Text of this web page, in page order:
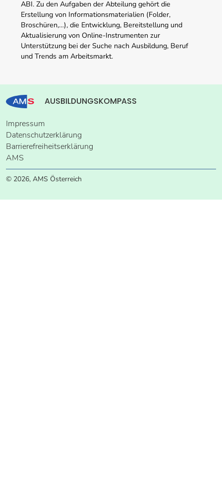
ABI. Zu den Aufgaben der Abteilung gehört die
Erstellung von Informationsmaterialien (Folder,
Broschüren,…), die Entwicklung, Bereitstellung und
Aktualisierung von Online-Instrumenten zur
Unterstützung bei der Suche nach Ausbildung, Beruf
und Trends am Arbeitsmarkt.
AUSBILDUNGSKOMPASS
Impressum
Datenschutzerklärung
Barrierefreiheitserklärung
AMS
© 2026, AMS Österreich